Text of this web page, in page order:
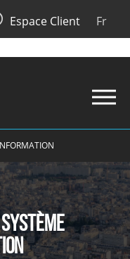
Espace Client Fr